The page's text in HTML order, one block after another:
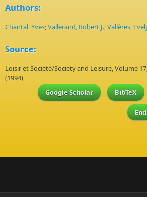
Authors:
Chantal, Yves;Vallerand, Robert J.;Vallères,
Source:
Loisir et Société/Society and Leisure, Volume
(1994)
Google Scholar
BibTeX